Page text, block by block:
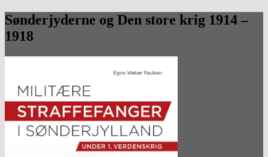
Sønderjyderne og Den store krig 1914 –
1918